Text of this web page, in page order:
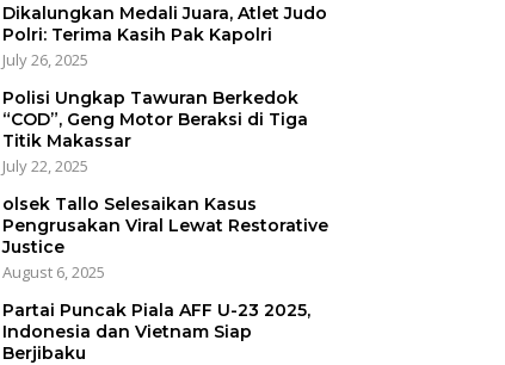
Dikalungkan Medali Juara, Atlet Judo
Polri: Terima Kasih Pak Kapolri
July 26, 2025
Polisi Ungkap Tawuran Berkedok
“COD”, Geng Motor Beraksi di Tiga
Titik Makassar
July 22, 2025
olsek Tallo Selesaikan Kasus
Pengrusakan Viral Lewat Restorative
Justice
August 6, 2025
Partai Puncak Piala AFF U-23 2025,
Indonesia dan Vietnam Siap
Berjibaku